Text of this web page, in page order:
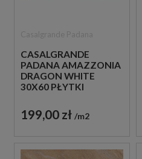
CASALGRANDE
PADANA AMAZZONIA
DRAGON WHITE
30X60 PŁYTKI
KAMIEŃ
199,00 zł m2